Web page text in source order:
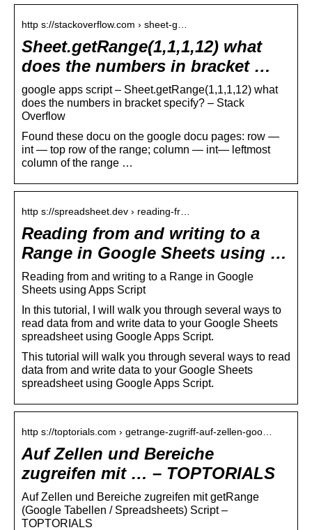
http s://stackoverflow.com › sheet-g…
Sheet.getRange(1,1,1,12) what
does the numbers in bracket …
google apps script – Sheet.getRange(1,1,1,12) what
does the numbers in bracket specify? – Stack
Overflow
Found these docu on the google docu pages: row —
int — top row of the range; column — int— leftmost
column of the range …
http s://spreadsheet.dev › reading-fr…
Reading from and writing to a
Range in Google Sheets using …
Reading from and writing to a Range in Google
Sheets using Apps Script
In this tutorial, I will walk you through several ways to
read data from and write data to your Google Sheets
spreadsheet using Google Apps Script.
This tutorial will walk you through several ways to read
data from and write data to your Google Sheets
spreadsheet using Google Apps Script.
http s://toptorials.com › getrange-zugriff-auf-zellen-goo…
Auf Zellen und Bereiche
zugreifen mit … – TOPTORIALS
Auf Zellen und Bereiche zugreifen mit getRange
(Google Tabellen / Spreadsheets) Script –
TOPTORIALS